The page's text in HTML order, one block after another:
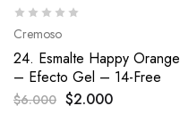
Cremoso
24. Esmalte Happy Orange
– Efecto Gel – 14-Free
$6.000 $2.000